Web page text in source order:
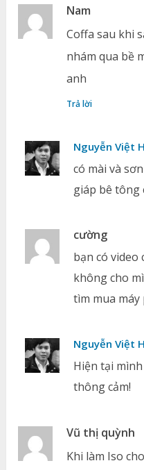
Nam
Coffa sau khi
nhám qua bề
anh
Trả lời
Nguyễn Việt
có mài và
giáp bê tông
cường
bạn có video
không cho
tìm mua
Nguyễn Việt
Hiện tại
thông cảm!
Vũ thị quỳnh
Khi làm Iso